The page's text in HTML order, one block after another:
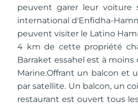
peuvent garer leur voiture
international d'Enfidha-
peuvent visiter le Latino
4 km de cette propriété
Barraket essahel est à
Marine.Offrant un balcon et
par satellite. Un balcon, un
restaurant est ouvert tous